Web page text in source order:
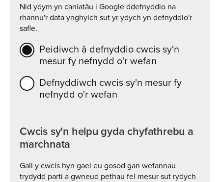
Nid ydym yn caniatâu i Google ddefnyddio na
rhannu'r data ynghylch sut yr ydych yn defnyddio'r
safle.
Peidiwch â defnyddio cwcis sy'n
mesur fy nefnydd o'r wefan
Defnyddiwch cwcis sy'n mesur fy
nefnydd o'r wefan
Cwcis sy'n helpu gyda chyfathrebu a
marchnata
Gall y cwcis hyn gael eu gosod gan wefannau
trydydd parti a gwneud pethau fel mesur sut rydych